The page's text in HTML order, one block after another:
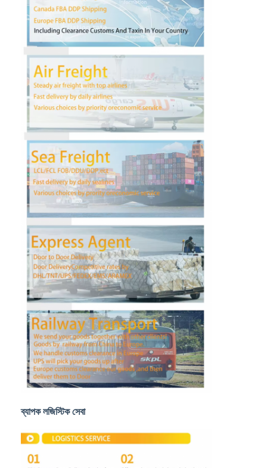
বাড়ি
পণ্য
কারখানা ভ্রমণ
মান নিয়ন্ত্রণ
আমাদের সাথে যোগাযোগ করুন
খবর
সব ক্ষেত্রেই
এখন চ্যাট করুন
আন্তর্জাতিক মালবাহী ফরোয়ার্ড
এয়ার ফ্রেট ফরওয়ার্ড
সমুদ্রের মালবাহী
চীন থেকে ডিডিপি শিপিং
এক্সপ্রেস শিপিং
রেল মালবাহী
ব্যাপক লজিস্টিক সেবা